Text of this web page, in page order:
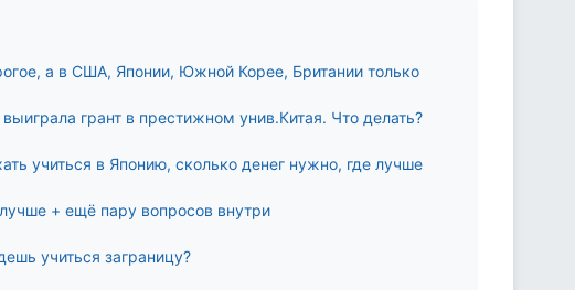
а в США, Японии, Южной Корее, Британии только
грант в престижном унив.Китая. Что делать?
учиться в Японию, сколько денег нужно, где лучше
+ ещё пару вопросов внутри
учиться заграницу?